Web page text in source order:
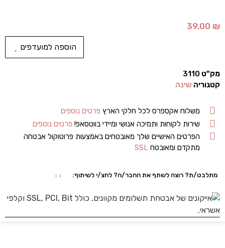
39.00 ₪
הוספה למועדפים
מק"ט 3110
קטגוריה שינה
משלוח אקספרס לכל חלקי הארץ פרטים נוספים
שירות לקוחות ותמיכה אנושי ומיידי בווטסאפ! פרטים נוספים
הפרטים האישיים שלך מאובטחים באמצעות פרוטוקול אבטחה
מתקדם ומאובטחSSL
מתלבט/ת? רוצה לשתף את החבר/ה? לחצ/י לשיתוף: